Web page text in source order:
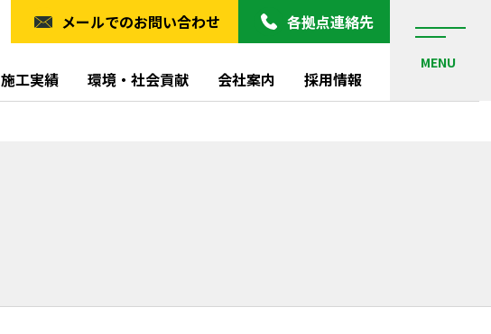
メールでのお問い合わせ 各拠点連絡先
施工実績 環境・社会貢献 会社案内 採用情報
MENU